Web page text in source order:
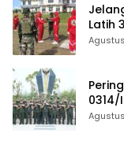
Latih